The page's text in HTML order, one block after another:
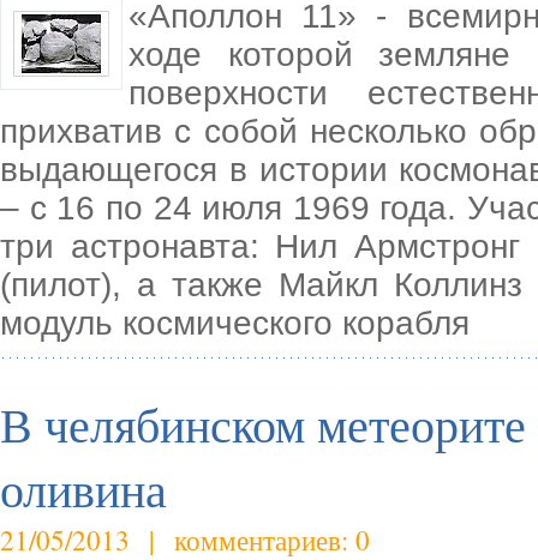
«Аполлон 11» -
ходе которой
поверхности
прихватив с собой несколько
выдающегося в истории
– с 16 по 24 июля 1969 года.
три астронавта: Нил
(пилот), а также Майкл
модуль космического корабля
В челябинском
оливина
21/05/2013 | комментариев: 0